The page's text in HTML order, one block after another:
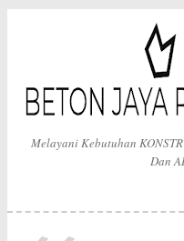
Melayani Kebutuhan
Dan